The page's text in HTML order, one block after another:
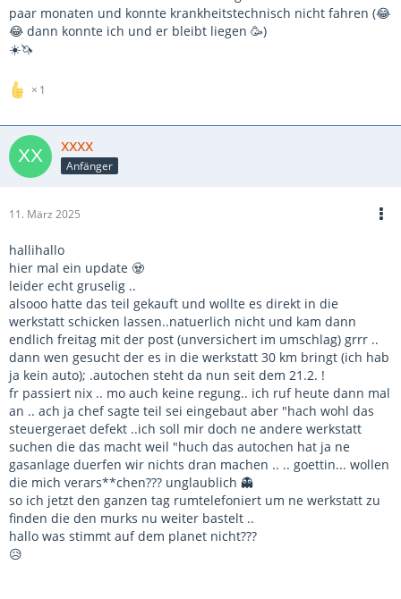
paar monaten und konnte krankheitstechnisch nicht fahren (😂
😂 dann konnte ich und er bleibt liegen 🥳)
☀️🦄
1
xxxx
Anfänger
11. März 2025
hallihallo
hier mal ein update 🧟
leider echt gruselig ..
alsooo hatte das teil gekauft und wollte es direkt in die
werkstatt schicken lassen..natuerlich nicht und kam dann
endlich freitag mit der post (unversichert im umschlag) grrr ..
dann wen gesucht der es in die werkstatt 30 km bringt (ich hab
ja kein auto); .autochen steht da nun seit dem 21.2. !
fr passiert nix .. mo auch keine regung.. ich ruf heute dann mal
an .. ach ja chef sagte teil sei eingebaut aber "hach wohl das
steuergeraet defekt ..ich soll mir doch ne andere werkstatt
suchen die das macht weil "huch das autochen hat ja ne
gasanlage duerfen wir nichts dran machen .. .. goettin... wollen
die mich verars**chen??? unglaublich 👻
so ich jetzt den ganzen tag rumtelefoniert um ne werkstatt zu
finden die den murks nu weiter bastelt ..
hallo was stimmt auf dem planet nicht???
😥